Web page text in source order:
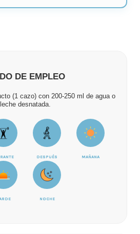
DE EMPLEO
(1 cazo) con 200-250 ml de agua o
leche desnatada.
DESPUÉS MAÑANA
NOCHE